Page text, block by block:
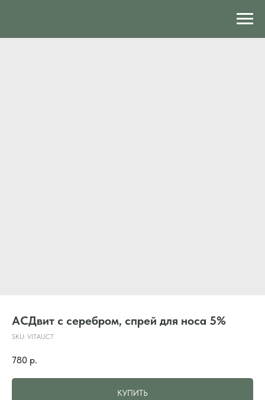
АСДвит с серебром, спрей для носа 5%
SKU: VITAUCT
780 р.
КУПИТЬ